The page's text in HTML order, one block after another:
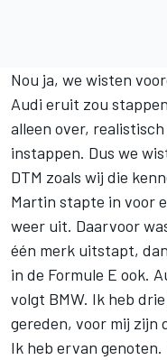
Nou ja, we wisten
Audi eruit zou
alleen over,
instappen. Dus we
DTM zoals wij die
Martin stapte in voor
weer uit. Daarvoor
één merk uitstapt,
in de Formule E ook.
volgt BMW. Ik heb
gereden, voor mij zijn
Ik heb ervan